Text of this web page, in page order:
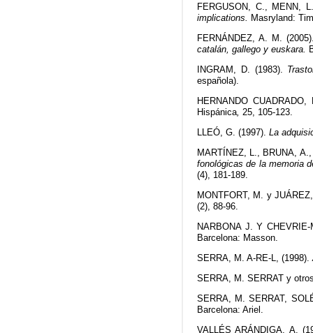
FERGUSON, C., MENN,
implications. Masryland:
FERNÁNDEZ, A. M.
catalán, gallego y euskara.
INGRAM, D. (1983).
española).
HERNANDO
Hispánica 25, 105-123.
LLEÓ, G. (1997). La
MARTÍNEZ, L., BRUNA,
fonológicas de la memoria
(4), 181-189.
MONTFORT, M. y
(2), 88-96.
NARBONA J. Y
Barcelona: Masson.
SERRA, M. A-RE-L, (1998).
SERRA, M. SERRAT y
SERRA, M. SERRAT,
Barcelona: Ariel.
VALLÉS ARÁNDIGA, A.